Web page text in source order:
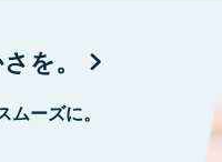
を。
ーズに。